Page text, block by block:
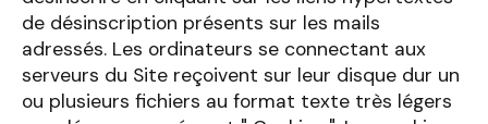
de désinscription présents sur les mails
adressés. Les ordinateurs se connectant aux
serveurs du Site reçoivent sur leur disque dur un
ou plusieurs fichiers au format texte très légers